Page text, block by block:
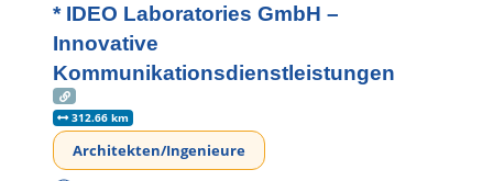
* IDEO Laboratories GmbH –
Innovative
Kommunikationsdienstleistungen
312.66 km
Architekten/Ingenieure